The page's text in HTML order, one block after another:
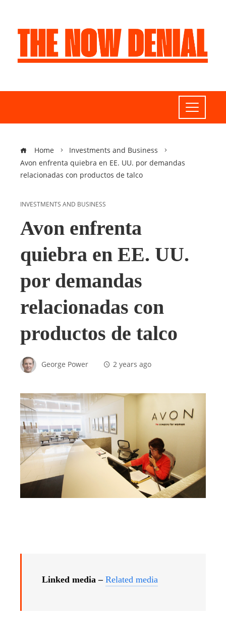
Home
Investments and Business
Avon enfrenta quiebra en EE. UU. por demandas
relacionadas con productos de talco
INVESTMENTS AND BUSINESS
Avon enfrenta
quiebra en EE. UU.
por demandas
relacionadas con
productos de talco
George Power 2 years ago
Linked media – Related media